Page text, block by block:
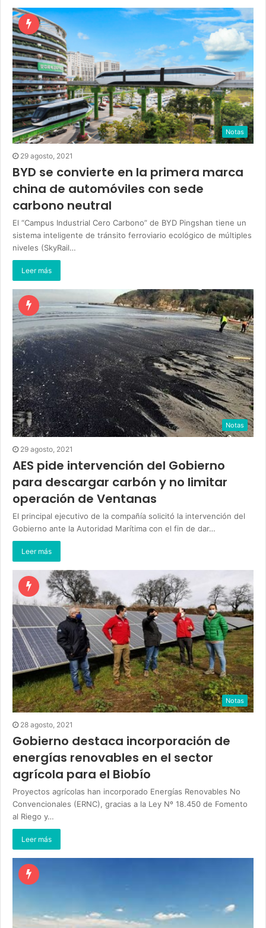
Notas
29 agosto, 2021
BYD se convierte en la primera marca
china de automóviles con sede
carbono neutral
El “Campus Industrial Cero Carbono” de BYD Pingshan tiene un
sistema inteligente de tránsito ferroviario ecológico de múltiples
niveles (SkyRail…
Leer más
Notas
29 agosto, 2021
AES pide intervención del Gobierno
para descargar carbón y no limitar
operación de Ventanas
El principal ejecutivo de la compañía solicitó la intervención del
Gobierno ante la Autoridad Marítima con el fin de dar…
Leer más
Notas
28 agosto, 2021
Gobierno destaca incorporación de
energías renovables en el sector
agrícola para el Biobío
Proyectos agrícolas han incorporado Energías Renovables No
Convencionales (ERNC), gracias a la Ley Nº 18.450 de Fomento
al Riego y…
Leer más